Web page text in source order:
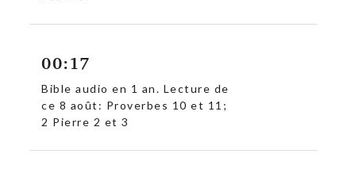
00:17
Bible audio en 1 an. Lecture de
ce 8 août: Proverbes 10 et 11;
2 Pierre 2 et 3